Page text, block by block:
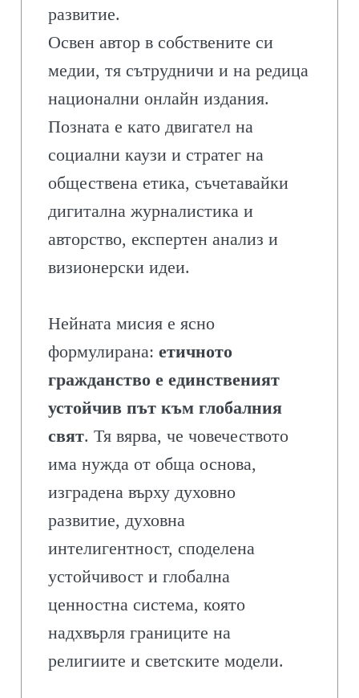
развитие.
Освен автор в собствените си
медии, тя сътрудничи и на редица
национални онлайн издания.
Позната е като двигател на
социални каузи и стратег на
обществена етика, съчетавайки
дигитална журналистика и
авторство, експертен анализ и
визионерски идеи.
Нейната мисия е ясно
формулирана:етичното
гражданство е единственият
устойчив път към глобалния
свят. Тя вярва, че човечеството
има нужда от обща основа,
изградена върху духовно
развитие, духовна
интелигентност, споделена
устойчивост и глобална
ценностна система, която
надхвърля границите на
религиите и светските модели.